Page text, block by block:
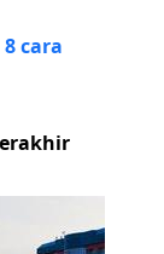
cara